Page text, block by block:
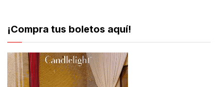
¡Compra tus boletos aquí!